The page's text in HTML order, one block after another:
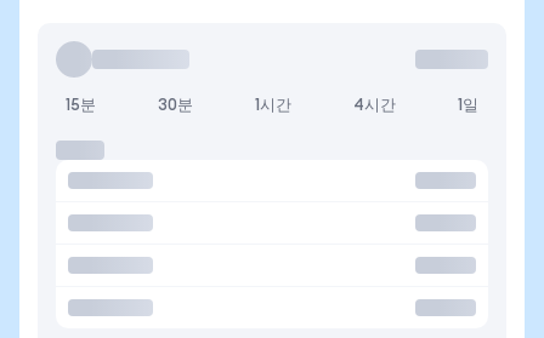
15분 30분 1시간 4시간 1일